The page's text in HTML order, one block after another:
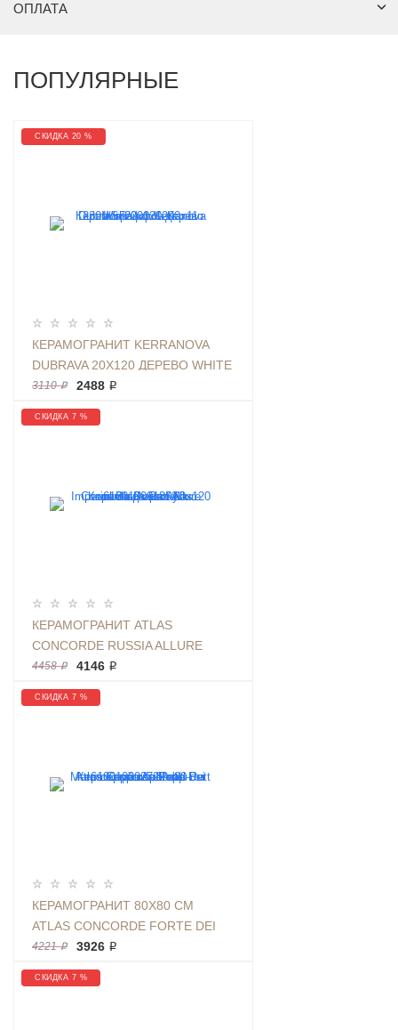
ОПЛАТА
ПОПУЛЯРНЫЕ
СКИДКА 20 %
КЕРАМОГРАНИТ KERRANOVA
DUBRAVA 20Х120 ДЕРЕВО WHITE
| ФОН K-2301/SR/200X1200X11
3110 ₽ 2488 ₽
СКИДКА 7 %
КЕРАМОГРАНИТ ATLAS
CONCORDE RUSSIA ALLURE
IMPERIAL BLACK RETT 60X120
КАМЕНЬ | АРТИКУЛ
610010001852
4458 ₽ 4146 ₽
СКИДКА 7 %
КЕРАМОГРАНИТ 80X80 СМ
ATLAS CONCORDE FORTE DEI
MARMI CEPPO AP PEARL RETT
СЕРЫЙ КАМЕНЬ | 610010002722
ФОН
4221 ₽ 3926 ₽
СКИДКА 7 %